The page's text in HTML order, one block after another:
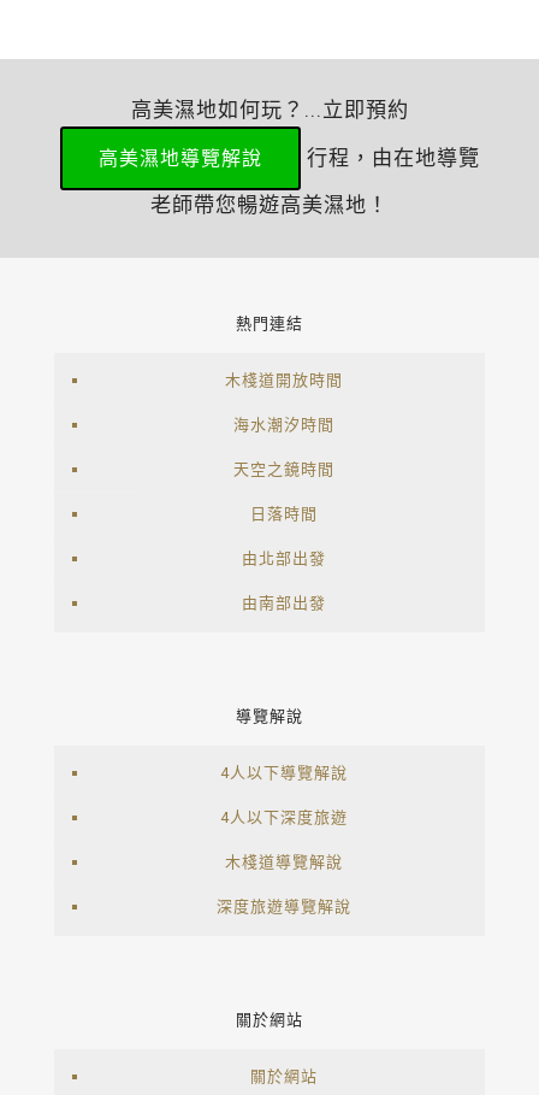
高美濕地如何玩？...立即預約
高美濕地導覽解說
行程，由在地導覽
老師帶您暢遊高美濕地！
熱門連結
木棧道開放時間
海水潮汐時間
天空之鏡時間
日落時間
由北部出發
由南部出發
導覽解說
4人以下導覽解說
4人以下深度旅遊
木棧道導覽解說
深度旅遊導覽解說
關於網站
關於網站